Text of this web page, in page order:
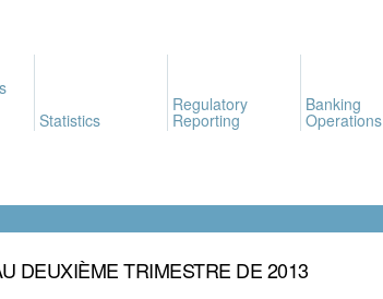
Statistics
Regulatory
Reporting
Banking
Operations
DEUXIÈME TRIMESTRE DE 2013